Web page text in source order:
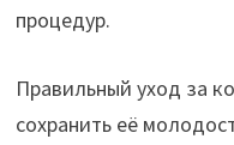
процедур.
Правильный уход за
сохранить её